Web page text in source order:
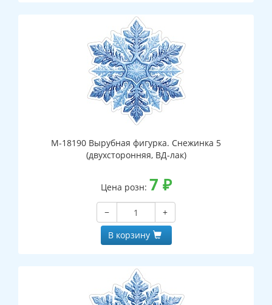
М-18190 Вырубная фигурка. Снежинка 5
(двухсторонняя, ВД-лак)
Цена розн: 7 ₽
−
+
В корзину